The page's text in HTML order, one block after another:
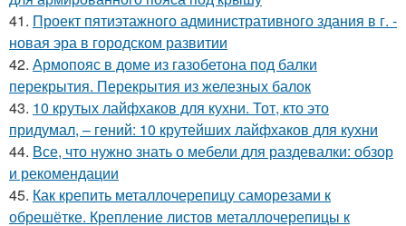
41. Проект пятиэтажного административного здания в г. -
новая эра в городском развитии
42. Армопояс в доме из газобетона под балки
перекрытия. Перекрытия из железных балок
43. 10 крутых лайфхаков для кухни. Тот, кто это
придумал, – гений: 10 крутейших лайфхаков для кухни
44. Все, что нужно знать о мебели для раздевалки: обзор
и рекомендации
45. Как крепить металлочерепицу саморезами к
обрешётке. Крепление листов металлочерепицы к